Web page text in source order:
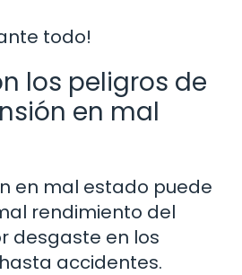
todo!
los peligros de
en mal
en mal estado puede
rendimiento del
desgaste en los
accidentes.